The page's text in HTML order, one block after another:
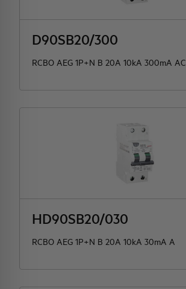
D90SB20/300
RCBO AEG 1P+N B 20A 10kA 300mA AC
HD90SB20/030
RCBO AEG 1P+N B 20A 10kA 30mA A